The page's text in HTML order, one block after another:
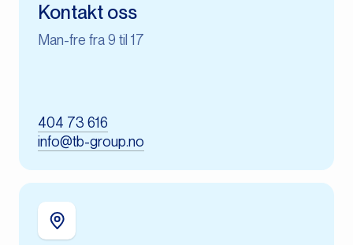
Kontakt oss
Man-fre fra 9 til 17
404 73 616
info@tb-group.no